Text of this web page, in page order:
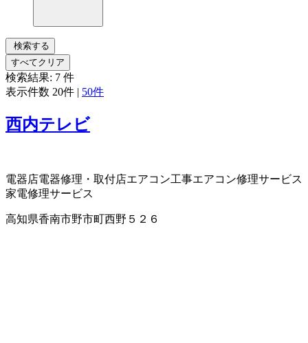
検索する
すべてクリア
検索結果: 7 件
表示件数 20件 | 50件
西内テレビ
電器店電器修理・取付店エアコン工事エアコン修理サービス
家電修理サービス
高知県香南市野市町西野５２６